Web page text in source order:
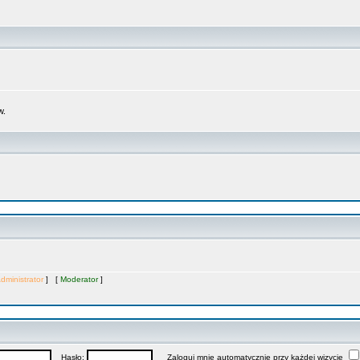
] [ Moderator]
Hasło: Zaloguj mnie automatycznie przy każdej wizycie